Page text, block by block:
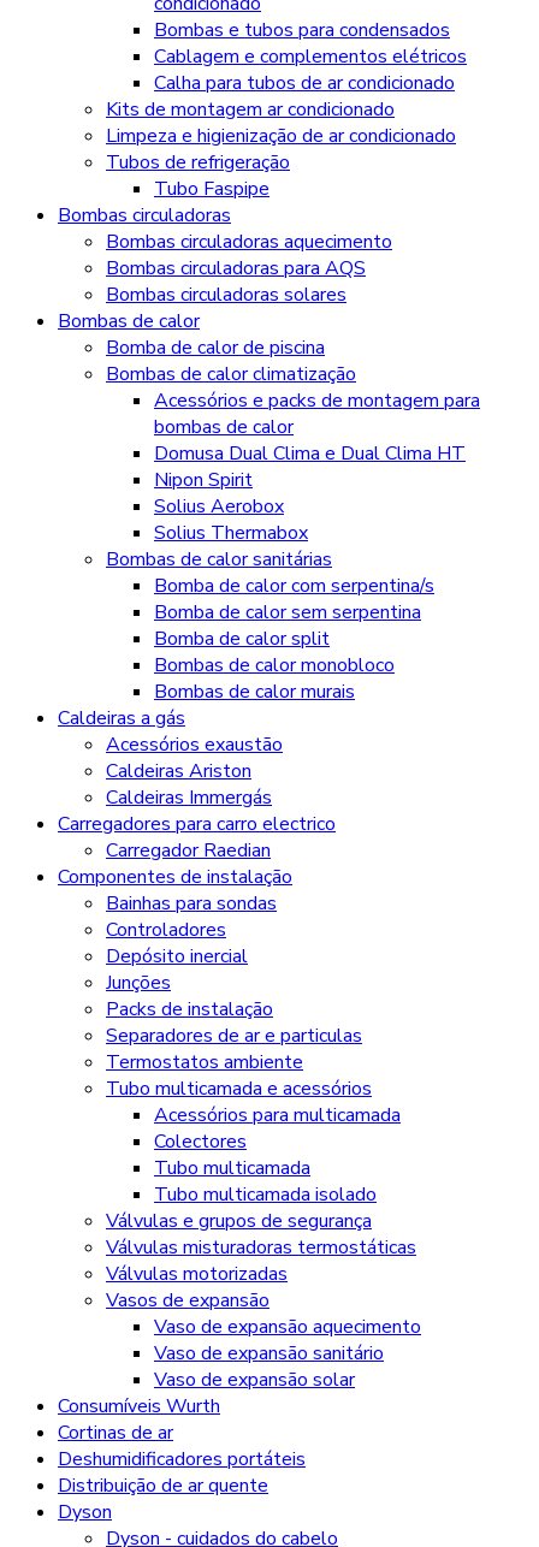
Bombas e tubos para condensados
Cablagem e complementos elétricos
Calha para tubos de ar condicionado
Kits de montagem ar condicionado
Limpeza e higienização de ar condicionado
Tubos de refrigeração
Tubo Faspipe
Bombas circuladoras
Bombas circuladoras aquecimento
Bombas circuladoras para AQS
Bombas circuladoras solares
Bombas de calor
Bomba de calor de piscina
Bombas de calor climatização
Acessórios e packs de montagem para
bombas de calor
Domusa Dual Clima e Dual Clima HT
Nipon Spirit
Solius Aerobox
Solius Thermabox
Bombas de calor sanitárias
Bomba de calor com serpentina/s
Bomba de calor sem serpentina
Bomba de calor split
Bombas de calor monobloco
Bombas de calor murais
Caldeiras a gás
Acessórios exaustão
Caldeiras Ariston
Caldeiras Immergás
Carregadores para carro electrico
Carregador Raedian
Componentes de instalação
Bainhas para sondas
Controladores
Depósito inercial
Junções
Packs de instalação
Separadores de ar e particulas
Termostatos ambiente
Tubo multicamada e acessórios
Acessórios para multicamada
Colectores
Tubo multicamada
Tubo multicamada isolado
Válvulas e grupos de segurança
Válvulas misturadoras termostáticas
Válvulas motorizadas
Vasos de expansão
Vaso de expansão aquecimento
Vaso de expansão sanitário
Vaso de expansão solar
Consumíveis Wurth
Cortinas de ar
Deshumidificadores portáteis
Distribuição de ar quente
Dyson
Dyson - cuidados do cabelo